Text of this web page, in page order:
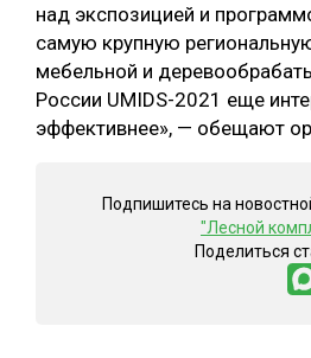
над экспозицией и
самую крупную
мебельной и
России UMIDS-2021 еще
эффективнее», — обещают
Подпишитесь на
"Лесной
Поделиться